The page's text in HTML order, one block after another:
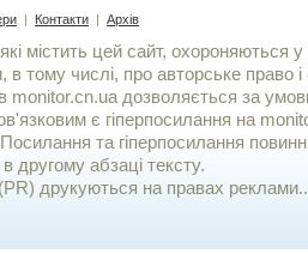
| Контакти | Архів
містить цей сайт, охороняються у
в тому числі, про авторське право і
monitor.cn.ua дозволяється за
є гiперпосилання на
та гіперпосилання
другому абзаці тексту.
друкуються на правах реклами..